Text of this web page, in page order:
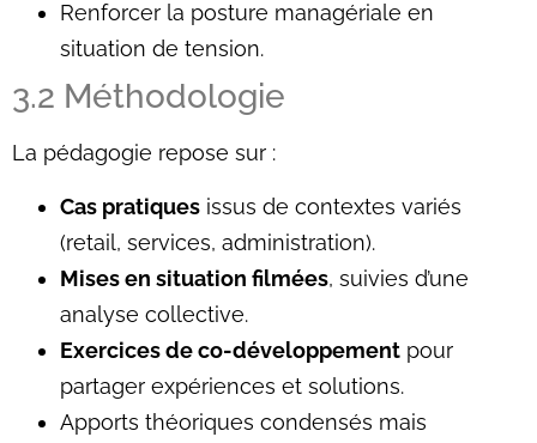
Renforcer la posture managériale en
situation de tension.
3.2 Méthodologie
La pédagogie repose sur :
Cas pratiques issus de contextes variés
(retail, services, administration).
Mises en situation filmées, suivies d’une
analyse collective.
Exercices de co-développement pour
partager expériences et solutions.
Apports théoriques condensés mais